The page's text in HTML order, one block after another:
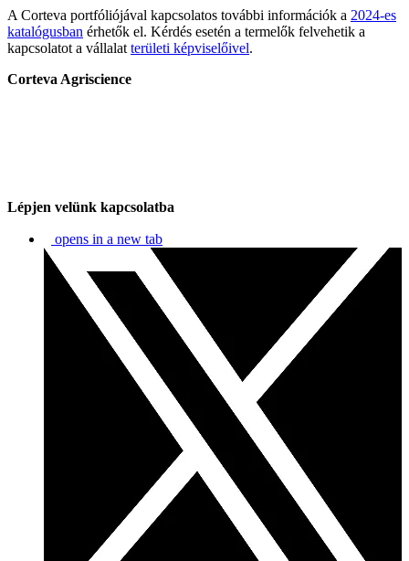
A Corteva portfóliójával kapcsolatos további információk a 2024-es
katalógusban érhetők el. Kérdés esetén a termelők felvehetik a
kapcsolatot a vállalat területi képviselőivel.
Corteva Agriscience
Lépjen velünk kapcsolatba
opens in a new tab